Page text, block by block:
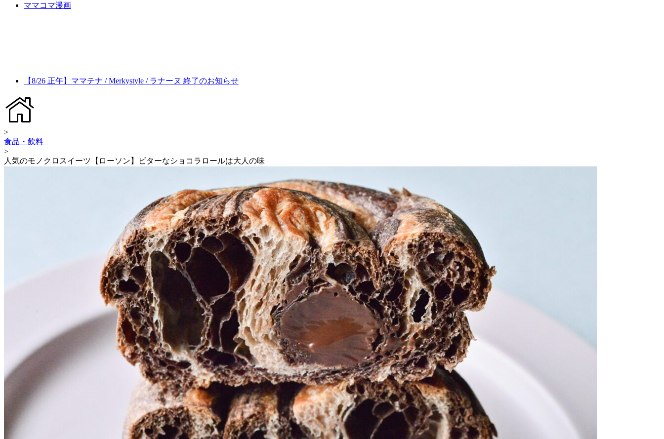
ママコマ漫画
【8/26 正午】ママテナ / Merkystyle / ラナーヌ 終了のお知らせ
>
食品・飲料
>
人気のモノクロスイーツ【ローソン】ビターなショコラロールは大人の味